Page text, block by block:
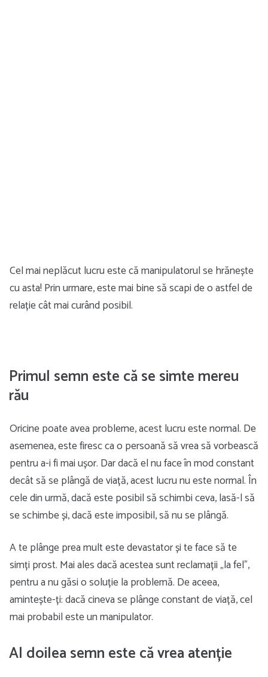
Cel mai neplăcut lucru este că manipulatorul se hrănește
cu asta! Prin urmare, este mai bine să scapi de o astfel de
relație cât mai curând posibil.
Primul semn este că se simte mereu
rău
Oricine poate avea probleme, acest lucru este normal. De
asemenea, este firesc ca o persoană să vrea să vorbească
pentru a-i fi mai ușor. Dar dacă el nu face în mod constant
decât să se plângă de viață, acest lucru nu este normal. În
cele din urmă, dacă este posibil să schimbi ceva, lasă-l să
se schimbe și, dacă este imposibil, să nu se plângă.
A te plânge prea mult este devastator și te face să te
simți prost. Mai ales dacă acestea sunt reclamații „la fel”,
pentru a nu găsi o soluție la problemă. De aceea,
amintește-ți: dacă cineva se plânge constant de viață, cel
mai probabil este un manipulator.
Al doilea semn este că vrea atenție